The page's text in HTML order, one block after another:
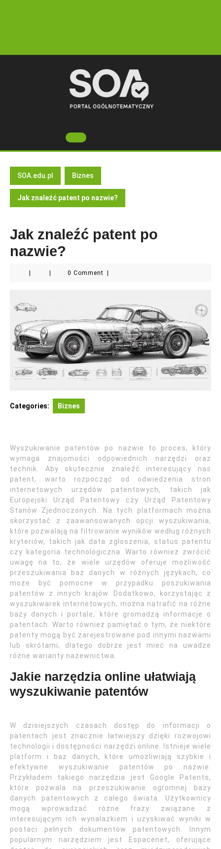
Open
Button
SOA.edu.pl Biznes
Jak znaleźć patent po nazwie?
Jak znaleźć patent po
nazwie?
0 Comment
Categories: Biznes
Wyszukiwanie patentów po nazwie to proces, który
wymaga znajomości odpowiednich narzędzi oraz
technik. Aby skutecznie znaleźć interesujący nas
patent, warto rozpocząć od odwiedzenia stron
internetowych urzędów patentowych, takich jak
Europejski Urząd Patentowy czy Urząd Patentowy
Stanów Zjednoczonych. Na tych platformach można
skorzystać z zaawansowanych opcji wyszukiwania,
które pozwalają na filtrowanie wyników według różnych
kryteriów, takich jak data zgłoszenia, status patentu
czy kategoria technologiczna. Warto również zwrócić
uwagę na to, że wiele urzędów oferuje możliwość
przeszukiwania baz danych w różnych językach, co
może być pomocne w przypadku poszukiwania
patentów z innych krajów. Dodatkowo, korzystając z
wyszukiwarek internetowych, można natrafić na różne
bazy danych i portale, które gromadzą informacje o
patentach. Warto również pamiętać o tym, że niektóre
patenty mogą być zarejestrowane pod innymi nazwami
lub skrótami, dlatego dobrze jest mieć na uwadze
różne warianty nazewnictwa.
Jakie narzędzia online ułatwiają
wyszukiwanie patentów
W dzisiejszych czasach dostęp do informacji o
patentach jest znacznie łatwiejszy dzięki rozwojowi
technologii i dostępności narzędzi online. Istnieje wiele
platform i baz danych, które umożliwiają szybkie i
efektywne wyszukiwanie patentów po nazwie.
Przykładem takiego narzędzia jest Google Patents,
które pozwala na przeszukiwanie ogromnej bazy
danych patentowych z całego świata. Użytkownicy
mogą wprowadzać różne frazy związane z
interesującym ich wynalazkiem i uzyskiwać wyniki w
postaci pełnych dokumentów patentowych. Innym
popularnym narzędziem jest Espacenet, oferujące